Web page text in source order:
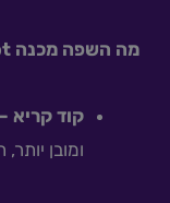
מה השפה מכנה TypeScript?
קוד קריא –
ומובן